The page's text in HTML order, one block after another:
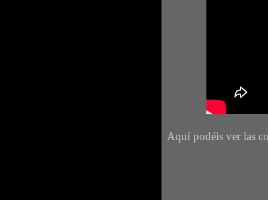
Aquí podéis ver las